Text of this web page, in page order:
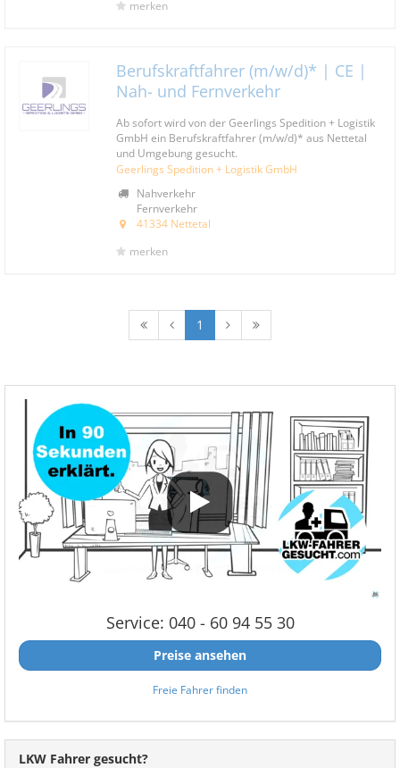
merken
Berufskraftfahrer (m/w/d)* | CE |
Nah- und Fernverkehr
Ab sofort wird von der Geerlings Spedition + Logistik
GmbH ein Berufskraftfahrer (m/w/d)* aus Nettetal
und Umgebung gesucht.
Geerlings Spedition + Logistik GmbH
Nahverkehr
Fernverkehr
41334 Nettetal
merken
1
Service: 040 - 60 94 55 30
Preise ansehen
Freie Fahrer finden
LKW Fahrer gesucht?